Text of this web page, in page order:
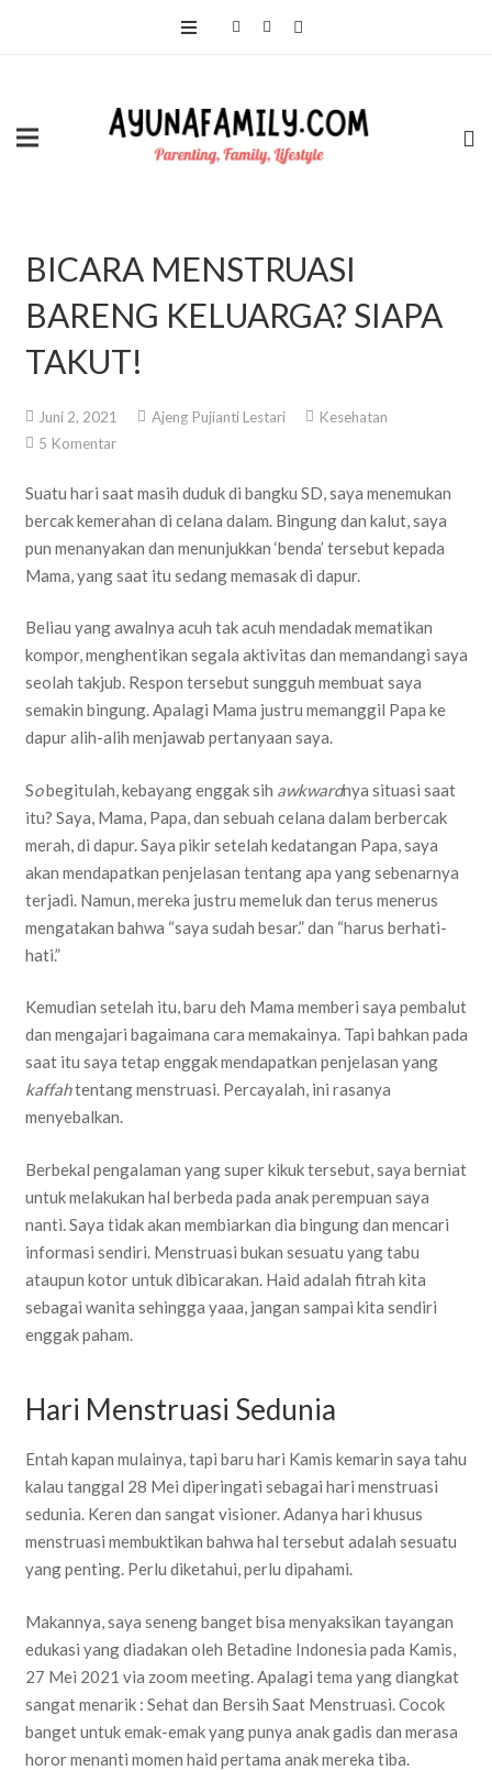
BICARA MENSTRUASI
BARENG KELUARGA? SIAPA
TAKUT!
Juni 2, 2021 Ajeng Pujianti Lestari
Kesehatan
5 Komentar
Suatu hari saat masih duduk di bangku SD, saya menemukan
bercak kemerahan di celana dalam. Bingung dan kalut, saya
pun menanyakan dan menunjukkan ‘benda’ tersebut kepada
Mama, yang saat itu sedang memasak di dapur.
Beliau yang awalnya acuh tak acuh mendadak mematikan
kompor, menghentikan segala aktivitas dan memandangi saya
seolah takjub. Respon tersebut sungguh membuat saya
semakin bingung. Apalagi Mama justru memanggil Papa ke
dapur alih-alih menjawab pertanyaan saya.
Sobegitulah, kebayang enggak sih awkwardnya situasi saat
itu? Saya, Mama, Papa, dan sebuah celana dalam berbercak
merah, di dapur. Saya pikir setelah kedatangan Papa, saya
akan mendapatkan penjelasan tentang apa yang sebenarnya
terjadi. Namun, mereka justru memeluk dan terus menerus
mengatakan bahwa “saya sudah besar.” dan “harus berhati-
hati.”
Kemudian setelah itu, baru deh Mama memberi saya pembalut
dan mengajari bagaimana cara memakainya. Tapi bahkan pada
saat itu saya tetap enggak mendapatkan penjelasan yang
kaffahtentang menstruasi. Percayalah, ini rasanya
menyebalkan.
Berbekal pengalaman yang super kikuk tersebut, saya berniat
untuk melakukan hal berbeda pada anak perempuan saya
nanti. Saya tidak akan membiarkan dia bingung dan mencari
informasi sendiri. Menstruasi bukan sesuatu yang tabu
ataupun kotor untuk dibicarakan. Haid adalah fitrah kita
sebagai wanita sehingga yaaa, jangan sampai kita sendiri
enggak paham.
Hari Menstruasi Sedunia
Entah kapan mulainya, tapi baru hari Kamis kemarin saya tahu
kalau tanggal 28 Mei diperingati sebagai hari menstruasi
sedunia. Keren dan sangat visioner. Adanya hari khusus
menstruasi membuktikan bahwa hal tersebut adalah sesuatu
yang penting. Perlu diketahui, perlu dipahami.
Makannya, saya seneng banget bisa menyaksikan tayangan
edukasi yang diadakan oleh Betadine Indonesia pada Kamis,
27 Mei 2021 via zoom meeting. Apalagi tema yang diangkat
sangat menarik : Sehat dan Bersih Saat Menstruasi. Cocok
banget untuk emak-emak yang punya anak gadis dan merasa
horor menanti momen haid pertama anak mereka tiba.